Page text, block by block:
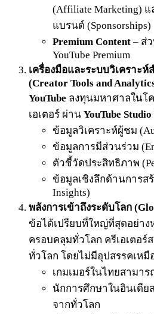
(Affiliate Marketing)
แบรนด์ (Sponsorships)
Premium Content – ส่
YouTube Premium
เครื่องมือและระบบวิเคราะห์
(Creator Tools and
YouTube ลงทุนมหาศาลในโ
เอเตอร์ ผ่าน YouTube Studio
ข้อมูลวิเคราะห์ผู้ชม
ข้อมูลการมีส่วนร่วม
ตัวชี้วัดประสิทธิภาพ
ข้อมูลเชิงลึกด้านการส
Insights)
พลังการเข้าถึงระดับโลก
ข้อได้เปรียบที่ใหญ่ที่สุดอย่าง
ครอบคลุมทั่วโลก ครีเอเตอร์
ทั่วโลก โดยไม่มีอุปสรรคเหมื
เกมเมอร์ในไทยสามา
นักการศึกษาในอินเดีย
จากทั่วโลก